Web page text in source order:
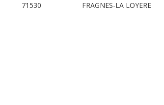
71530 FRAGNES-LA LOYERE